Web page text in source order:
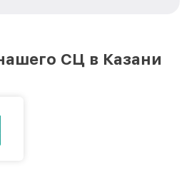
повышая уровень доверия
СЦ в Казани